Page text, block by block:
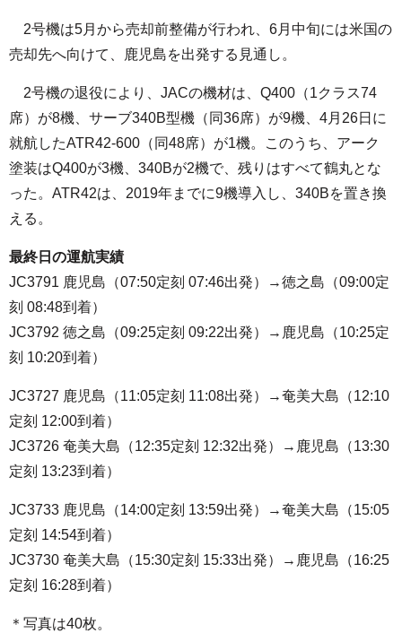
2号機は5月から売却前整備が行われ、6月中旬には米国の
売却先へ向けて、鹿児島を出発する見通し。
2号機の退役により、JACの機材は、Q400（1クラス74
席）が8機、サーブ340B型機（同36席）が9機、4月26日に
就航したATR42-600（同48席）が1機。このうち、アーク
塗装はQ400が3機、340Bが2機で、残りはすべて鶴丸とな
った。ATR42は、2019年までに9機導入し、340Bを置き換
える。
最終日の運航実績
JC3791 鹿児島（07:50定刻 07:46出発）→徳之島（09:00定
刻 08:48到着）
JC3792 徳之島（09:25定刻 09:22出発）→鹿児島（10:25定
刻 10:20到着）
JC3727 鹿児島（11:05定刻 11:08出発）→奄美大島（12:10
定刻 12:00到着）
JC3726 奄美大島（12:35定刻 12:32出発）→鹿児島（13:30
定刻 13:23到着）
JC3733 鹿児島（14:00定刻 13:59出発）→奄美大島（15:05
定刻 14:54到着）
JC3730 奄美大島（15:30定刻 15:33出発）→鹿児島（16:25
定刻 16:28到着）
＊写真は40枚。